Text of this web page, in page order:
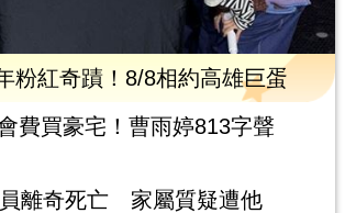
粉紅奇蹟！8/8相約高雄巨蛋
費買豪宅！曹雨婷813字聲
離奇死亡 家屬質疑遭他